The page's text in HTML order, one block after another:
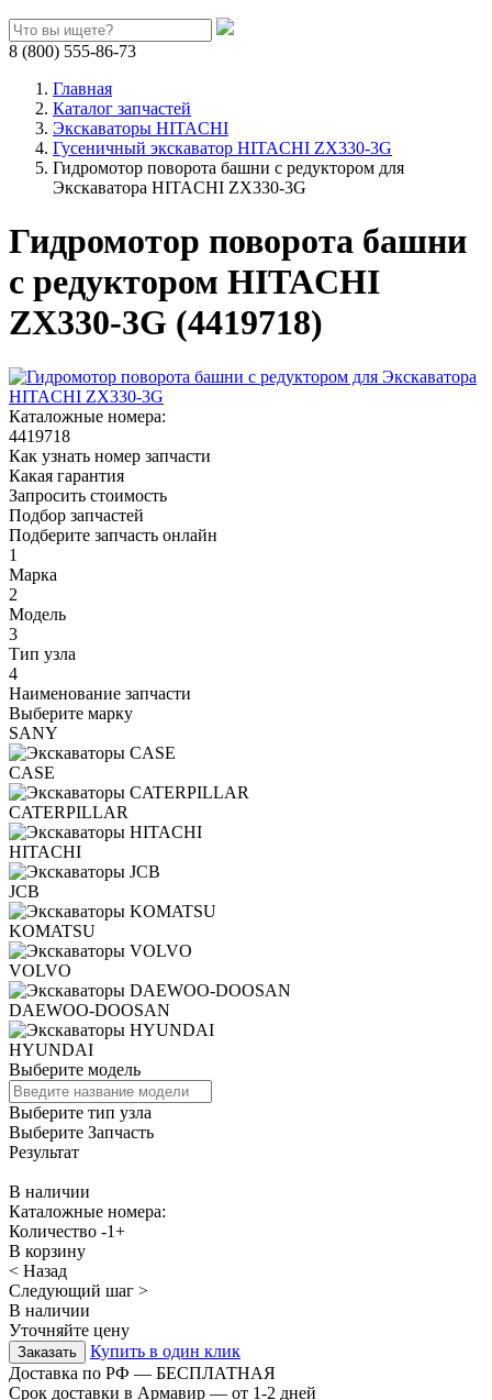
8 (800) 555-86-73
Главная
Каталог запчастей
Экскаваторы HITACHI
Гусеничный экскаватор HITACHI ZX330-3G
Гидромотор поворота башни с редуктором для
Экскаватора HITACHI ZX330-3G
Гидромотор поворота башни
с редуктором HITACHI
ZX330-3G (4419718)
Каталожные номера:
4419718
Как узнать номер запчасти
Какая гарантия
Запросить стоимость
Подбор запчастей
Подберите запчасть онлайн
1
Марка
2
Модель
3
Тип узла
4
Наименование запчасти
Выберите марку
SANY
CASE
CATERPILLAR
HITACHI
JCB
KOMATSU
VOLVO
DAEWOO-DOOSAN
HYUNDAI
Выберите модель
Выберите тип узла
Выберите Запчасть
Результат
В наличии
Каталожные номера:
Количество -1+
В корзину
< Назад
Следующий шаг >
В наличии
Уточняйте цену
Купить в один клик
Доставка по РФ — БЕСПЛАТНАЯ
Срок доставки в Армавир — от 1-2 дней